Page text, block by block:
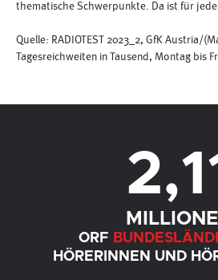
thematische Schwerpunkte. Da ist für
Quelle: RADIOTEST 2023_2, GfK Austria/
Tagesreichweiten in Tausend, Montag bis
2,
ORF
HÖRERINNEN UND